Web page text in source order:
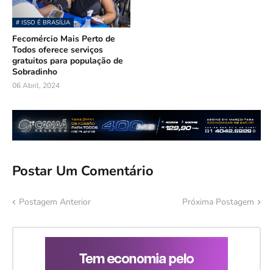
# ISSO É BRASÍLIA
Fecomércio Mais Perto de
Todos oferece serviços
gratuitos para população de
Sobradinho
06 Abril, 2024
Postar Um Comentário
Postagem Anterior Próxima Postagem